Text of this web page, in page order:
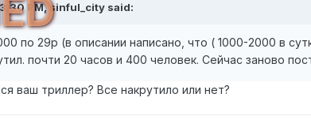
PM, sinful_city said:
по 29р (в описании написано, что ( 1000-2000 в
почти 20 часов и 400 человек. Сейчас заново
ваш триллер? Все накрутило или нет?